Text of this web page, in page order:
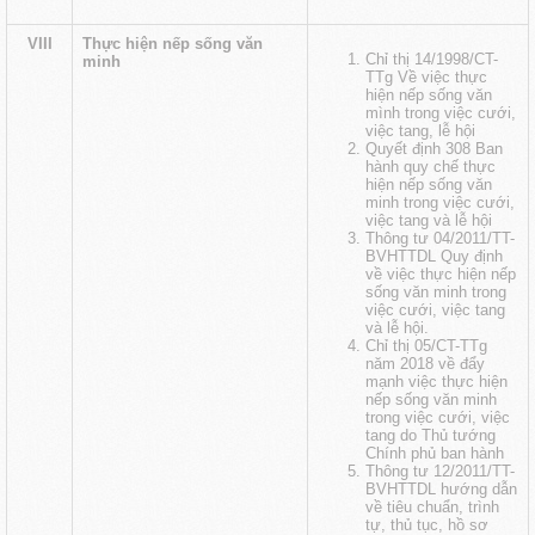
VIII
Thực hiện nếp sống văn
minh
Chỉ thị 14/1998/CT-
TTg Về việc thực
hiện nếp sống văn
mình trong việc cưới,
việc tang, lễ hội
Quyết định 308 Ban
hành quy chế thực
hiện nếp sống văn
minh trong việc cưới,
việc tang và lễ hội
Thông tư 04/2011/TT-
BVHTTDL Quy định
về việc thực hiện nếp
sống văn minh trong
việc cưới, việc tang
và lễ hội.
Chỉ thị 05/CT-TTg
năm 2018 về đẩy
mạnh việc thực hiện
nếp sống văn minh
trong việc cưới, việc
tang do Thủ tướng
Chính phủ ban hành
Thông tư 12/2011/TT-
BVHTTDL hướng dẫn
về tiêu chuẩn, trình
tự, thủ tục, hồ sơ